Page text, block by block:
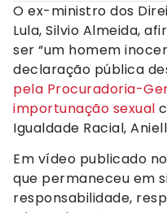
O ex-ministro dos
Lula, Silvio Almeida,
ser “um homem
declaração pública
pela Procuradoria-
importunação sexual
Igualdade Racial,
Em vídeo publicado
que permaneceu em
responsabilidade,